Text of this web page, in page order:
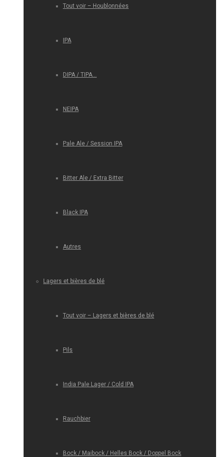
Tout voir – Houblonnées
IPA
DIPA / TIPA…
NEIPA
Pale Ale / Session IPA
Bitter Ale / Extra Bitter
Black IPA
Autres
Lagers et bières de blé
Tout voir – Lagers et bières de blé
Pils
India Pale Lager / Cold IPA
Rauchbier
Bock / Maibock / Helles Bock / Doppel Bock